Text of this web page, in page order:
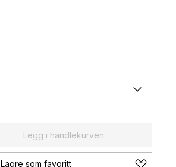
Legg i handlekurven
Lagre som favoritt